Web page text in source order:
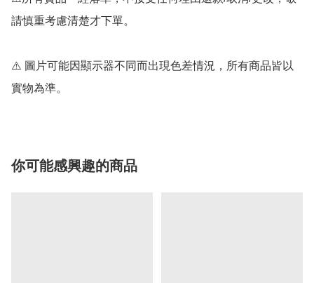
請慎重考慮清楚才下單。
⚠️ 圖片可能因顯示器不同而出現色差情況，所有商品皆以
實物為準。
你可能感興趣的商品